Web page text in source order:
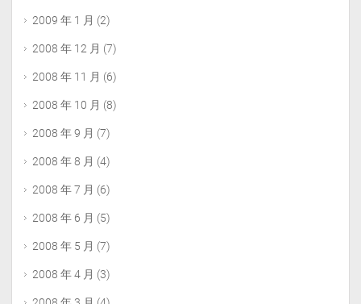
2009 年 1 月 (2)
2008 年 12 月 (7)
2008 年 11 月 (6)
2008 年 10 月 (8)
2008 年 9 月 (7)
2008 年 8 月 (4)
2008 年 7 月 (6)
2008 年 6 月 (5)
2008 年 5 月 (7)
2008 年 4 月 (3)